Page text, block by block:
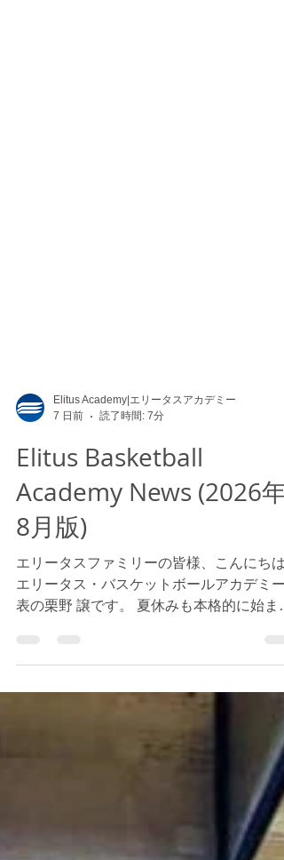
Elitus Academy|エリータスアカデミー
7 日前
読了時間: 7分
Elitus Basketball
Academy News (2026年
8月版)
エリータスファミリーの皆様、こんにちは
は毎日元気いっぱいにバスケットボールへ
ご理解、ご協力をいただき、本当にありが
うございます。 今月もアカデミーやクラブ
チームの活動についてお知らせいたします
📅 8月スケジュール公開 2026年8月のアカ
ミー・クラブチームスケジュールを公開い
しました。 8月はクラブチームの試合も多